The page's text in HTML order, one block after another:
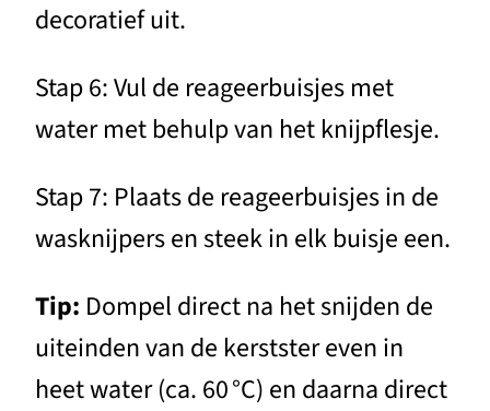
decoratief uit.
Stap 6: Vul de reageerbuisjes met
water met behulp van het knijpflesje.
Stap 7: Plaats de reageerbuisjes in de
wasknijpers en steek in elk buisje een.
Tip: Dompel direct na het snijden de
uiteinden van de kerstster even in
heet water (ca. 60 °C) en daarna direct